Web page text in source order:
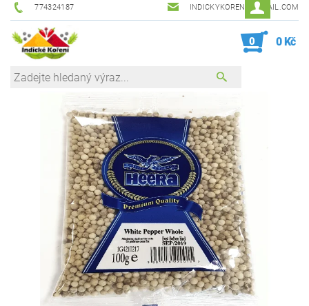
774324187 INDICKYKORENI@GMAIL.COM
0 0 Kč